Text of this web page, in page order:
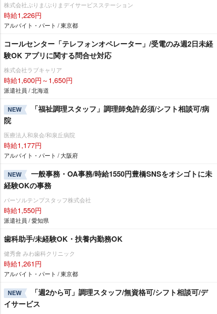
株式会社ぷりま/ぷりまデイサービスステーション
時給1,226円
アルバイト・パート / 東京都
コールセンター「テレフォンオペレーター」/受電のみ週2日未経
験OK アプリに関する問合せ対応
株式会社ラブキャリア
時給1,600円～1,650円
派遣社員 / 北海道
NEW
「福祉調理スタッフ」調理師免許必須/シフト相談可/病
院
医療法人和泉会/和泉丘病院
時給1,177円
アルバイト・パート / 大阪府
NEW
一般事務・OA事務/時給1550円豊橋SNSをオシゴトに未
経験OKの事務
パーソルテンプスタッフ株式会社
時給1,550円
派遣社員 / 愛知県
歯科助手/未経験OK・扶養内勤務OK
健秀會 みわ歯科クリニック
時給1,261円
アルバイト・パート / 東京都
NEW
「週2から可」調理スタッフ/無資格可/シフト相談可/デ
イサービス